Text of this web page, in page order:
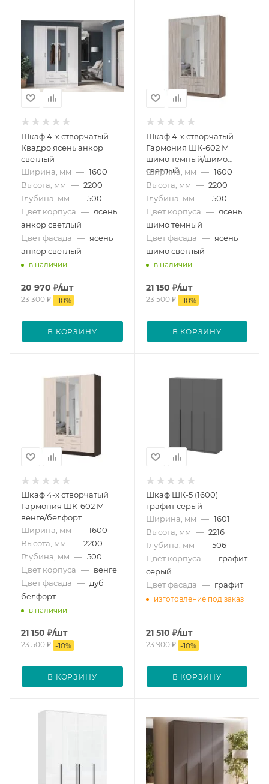
Шкаф 4-х створчатый
Квадро ясень анкор
светлый
Ширина, мм — 1600
Высота, мм — 2200
Глубина, мм — 500
Цвет корпуса — ясень
анкор светлый
Цвет фасада — ясень
анкор светлый
в наличии
20 970 ₽/шт
23 300₽ -10%
В КОРЗИНУ
Шкаф 4-х створчатый
Гармония ШК-602 М
шимо темный/шимо
светлый
Ширина, мм — 1600
Высота, мм — 2200
Глубина, мм — 500
Цвет корпуса — ясень
шимо темный
Цвет фасада — ясень
шимо светлый
в наличии
21 150 ₽/шт
23 500₽ -10%
В КОРЗИНУ
Шкаф 4-х створчатый
Гармония ШК-602 М
венге/белфорт
Ширина, мм — 1600
Высота, мм — 2200
Глубина, мм — 500
Цвет корпуса — венге
Цвет фасада — дуб
белфорт
в наличии
21 150 ₽/шт
23 500₽ -10%
В КОРЗИНУ
Шкаф ШК-5 (1600)
графит серый
Ширина, мм — 1601
Высота, мм — 2216
Глубина, мм — 506
Цвет корпуса — графит
серый
Цвет фасада — графит
изготовление под заказ
21 510 ₽/шт
23 900₽ -10%
В КОРЗИНУ